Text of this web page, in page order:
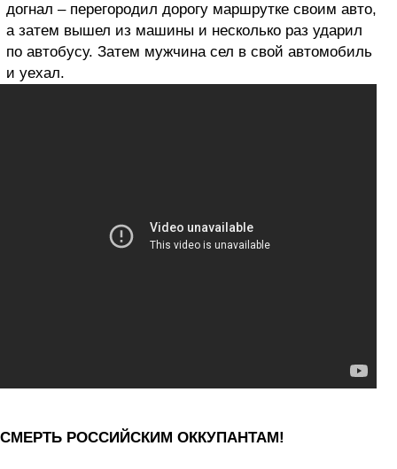
догнал – перегородил дорогу маршрутке своим авто,
а затем вышел из машины и несколько раз ударил
по автобусу. Затем мужчина сел в свой автомобиль
и уехал.
СМЕРТЬ РОССИЙСКИМ ОККУПАНТАМ!